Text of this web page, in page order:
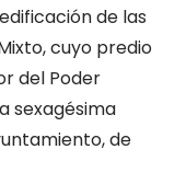
de las
cuyo predio
del Poder
sexagésima
de